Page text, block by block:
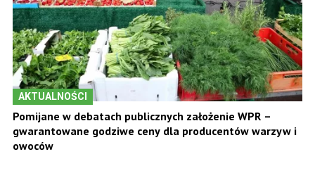
AKTUALNOŚCI
Pomijane w debatach publicznych założenie WPR –
gwarantowane godziwe ceny dla producentów warzyw i
owoców